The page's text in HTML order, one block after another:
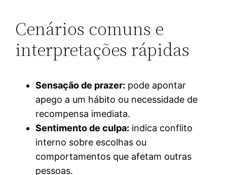
Cenários comuns e
interpretações rápidas
Sensação de prazer: pode apontar
apego a um hábito ou necessidade de
recompensa imediata.
Sentimento de culpa: indica conflito
interno sobre escolhas ou
comportamentos que afetam outras
pessoas.